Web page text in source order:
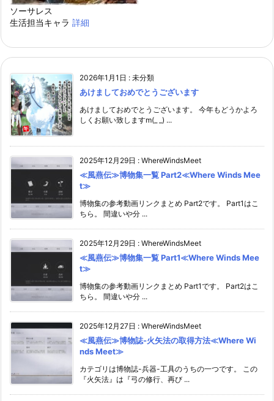
ソーサレス
生活担当キャラ 詳細
2026年1月1日 : 未分類
あけましておめでとうございます
あけましておめでとうございます。 今年もどうかよろ
しくお願い致しますm(_ _) ...
2025年12月29日 : WhereWindsMeet
≪風燕伝≫博物集一覧 Part2≪Where Winds Mee
t≫
博物集の参考動画リンクまとめ Part2です。 Part1はこ
ちら。 間違いや分 ...
2025年12月29日 : WhereWindsMeet
≪風燕伝≫博物集一覧 Part1≪Where Winds Mee
t≫
博物集の参考動画リンクまとめ Part1です。 Part2はこ
ちら。 間違いや分 ...
2025年12月27日 : WhereWindsMeet
≪風燕伝≫博物誌-火矢法の取得方法≪Where Wi
nds Meet≫
カテゴリは博物誌-兵器-工具のうちの一つです。 この
『火矢法』は『弓の修行、再び ...